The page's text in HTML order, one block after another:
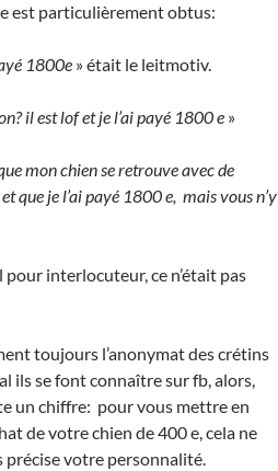
est particulièrement obtus:
1800e » était le leitmotiv.
il est lof et je l’ai payé 1800 e »
mon chien se retrouve avec de
que je l’ai payé 1800 e, mais vous n’y
interlocuteur, ce n’était pas
toujours l’anonymat des crétins
ils se font connaître sur fb, alors,
un chiffre: pour vous mettre en
de votre chien de 400 e, cela ne
votre personnalité.